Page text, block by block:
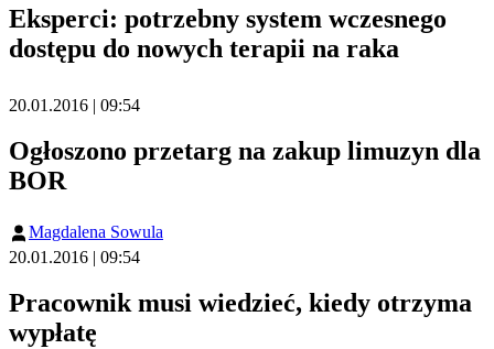
Eksperci: potrzebny system wczesnego
dostępu do nowych terapii na raka
20.01.2016 | 09:54
Ogłoszono przetarg na zakup limuzyn dla
BOR
Magdalena Sowula
20.01.2016 | 09:54
Pracownik musi wiedzieć, kiedy otrzyma
wypłatę